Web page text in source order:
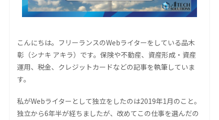
こんにちは。フリーランスのWebライターをしている品木
彰（シナキ アキラ）です。保険や不動産、資産形成・資産
運用、税金、クレジットカードなどの記事を執筆していま
す。
私がWebライターとして独立をしたのは2019年1月のこと。
独立から6年半が経ちましたが、改めてこの仕事を選んだの